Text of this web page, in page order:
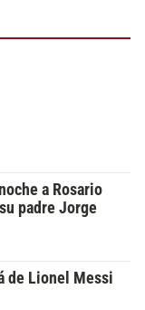
a Rosario
padre Jorge
de Lionel Messi